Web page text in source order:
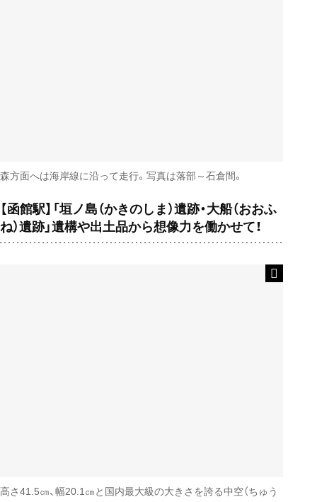
森方面へは海岸線に沿って走行。写真は落部～石倉間。
【函館駅】「垣ノ島（かきのしま）遺跡・大船（おおふ
ね）遺跡」遺構や出土品から想像力を働かせて！
高さ41.5㎝、幅20.1㎝と国内最大級の大きさを誇る中空（ちゅう